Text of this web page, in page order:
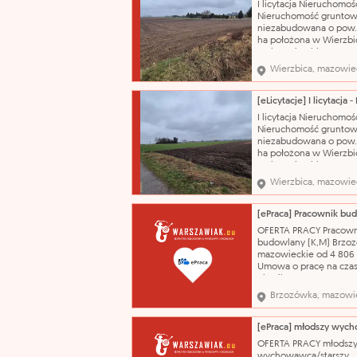
silnika: 1461 cm³ rodzaj
I licytacja
Nieruchomość
niezabudowana o
ha położona w
WYWOŁAWCZA: 528
(SZACUNKOWO: 704
Przedmiotem licytacji
nieruchomość
oznaczona numerem
ewidencyjnym 284 o
powierzchni 3,5800
Wierzbica,
I licytacja
Nieruchomość
niezabudowana o
ha położona w
WYWOŁAWCZA: 110
(SZACUNKOWO: 147
Przedmiotem licytacji
nieruchomość
o powierzchni 2,4700
położona we wsi
województwo
Wierzbica,
OFERTA PRACY
budowlany (K,M)
mazowieckie od 4 806
Umowa o pracę na czas
Prowadzenie robót
wykończeniowych i
remontowych w
jednorodzinnych i
mieszkaniach.
zasadnicze
Brzozówka,
OFERTA PRACY młodszy